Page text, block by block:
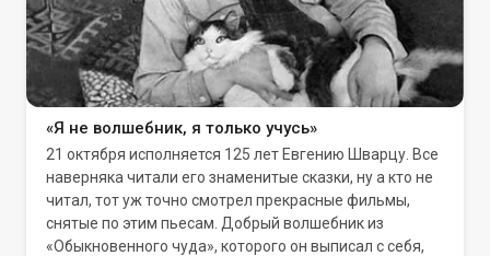
«Я не волшебник, я только учусь»
21 октября исполняется 125 лет Евгению Шварцу. Все
наверняка читали его знаменитые сказки, ну а кто не
читал, тот уж точно смотрел прекрасные фильмы,
снятые по этим пьесам. Добрый волшебник из
«Обыкновенного чуда», которого он выписал с себя,